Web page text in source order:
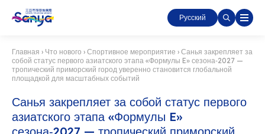
Русский
Главная › Что нового › Спортивное мероприятие › Санья закрепляет за
собой статус первого азиатского этапа «Формулы E» сезона‑2027 —
тропический приморский город уверенно становится глобальной
площадкой для масштабных событий
Санья закрепляет за собой статус первого
азиатского этапа «Формулы E»